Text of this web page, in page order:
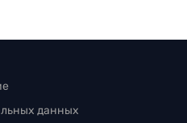
данных